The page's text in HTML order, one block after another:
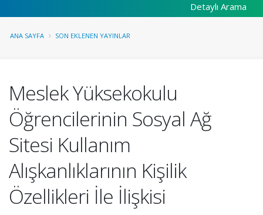
Detaylı Arama
ANA SAYFA SON EKLENEN YAYINLAR
Meslek Yüksekokulu
Öğrencilerinin Sosyal Ağ
Sitesi Kullanım
Alışkanlıklarının Kişilik
Özellikleri İle İlişkisi